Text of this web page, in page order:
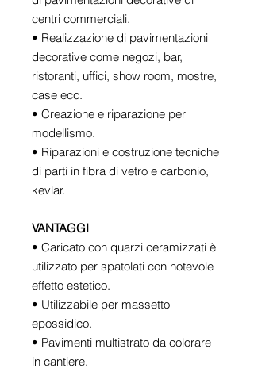
centri commerciali.
• Realizzazione di pavimentazioni
decorative come negozi, bar,
ristoranti, uffici, show room, mostre,
case ecc.
• Creazione e riparazione per
modellismo.
• Riparazioni e costruzione tecniche
di parti in fibra di vetro e carbonio,
kevlar.
VANTAGGI
• Caricato con quarzi ceramizzati è
utilizzato per spatolati con notevole
effetto estetico.
• Utilizzabile per massetto
epossidico.
• Pavimenti multistrato da colorare
in cantiere.